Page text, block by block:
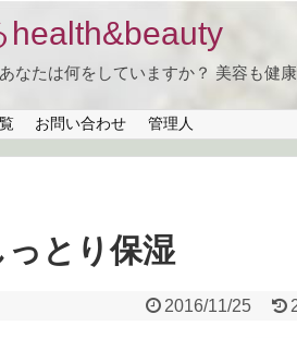
health&beauty
なたは何をしていますか？ 美容も健
お問い合わせ 管理人
とり保湿
2016/11/25